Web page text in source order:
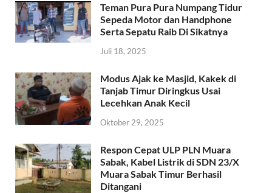
Teman Pura Pura Numpang Tidur
Sepeda Motor dan Handphone
Serta Sepatu Raib Di Sikatnya
Juli 18, 2025
Modus Ajak ke Masjid, Kakek di
Tanjab Timur Diringkus Usai
Lecehkan Anak Kecil
Oktober 29, 2025
Respon Cepat ULP PLN Muara
Sabak, Kabel Listrik di SDN 23/X
Muara Sabak Timur Berhasil
Ditangani